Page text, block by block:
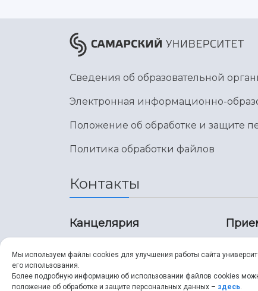
Сведения об образовательной
Электронная информационно-
Положение об обработке и защите
Политика обработки файлов
Контакты
Канцелярия
8 (846) 267-43-70 8
Мы используем файлы cookies для улучшения работы сайта
его использования.
Более подробную информацию об использовании файлов cookies
положение об обработке и защите персональных данных – здесь.